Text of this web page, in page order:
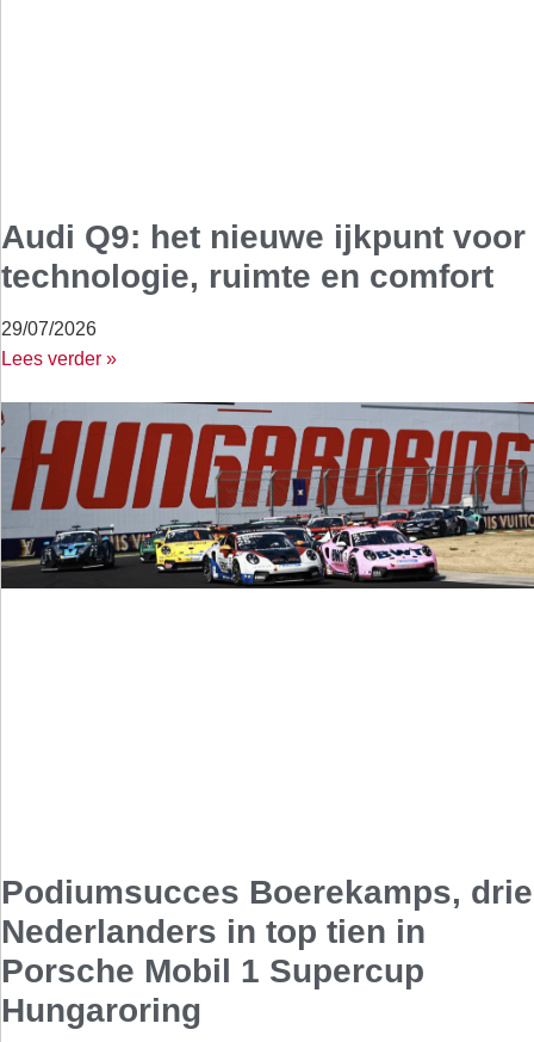
Audi Q9: het nieuwe ijkpunt voor
technologie, ruimte en comfort
29/07/2026
Lees verder »
Podiumsucces Boerekamps, drie
Nederlanders in top tien in
Porsche Mobil 1 Supercup
Hungaroring